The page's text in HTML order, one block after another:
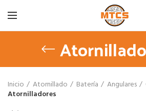
Inicio Atornillado Batería Angulares
Atornilladores